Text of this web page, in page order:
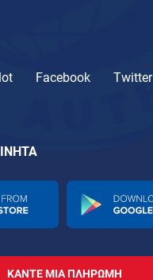
Facebook
Twitter
ΚΆΝΤΕ ΜΙΑ ΠΛΗΡΩΜΉ